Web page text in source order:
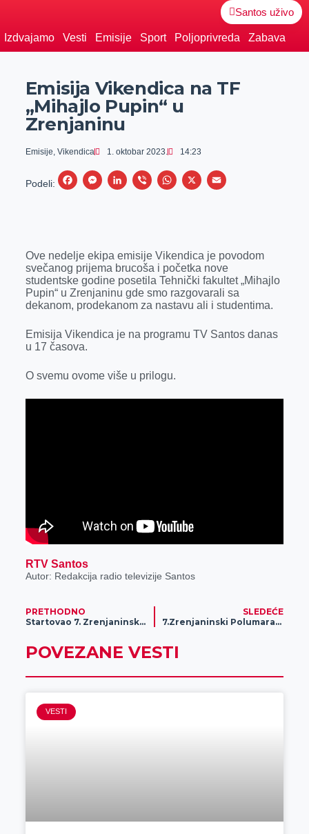
Santos uživo
Izdvajamo Vesti Emisije Sport Poljoprivreda Zabava
Emisija Vikendica na TF
„Mihajlo Pupin“ u
Zrenjaninu
Emisije, Vikendica 1. oktobar 2023. 14:23
Podeli:
F
b
o
o
k
M
e
n
g
r
L
e
d
I
V
r
W
s
A
p
X
E
l
Ove nedelje ekipa emisije Vikendica je povodom
svečanog prijema brucoša i početka nove
studentske godine posetila Tehnički fakultet „Mihajlo
Pupin“ u Zrenjaninu gde smo razgovarali sa
dekanom, prodekanom za nastavu ali i studentima.
Emisija Vikendica je na programu TV Santos danas
u 17 časova.
O svemu ovome više u prilogu.
RTV Santos
Autor: Redakcija radio televizije Santos
PRETHODNO
Startovao 7. Zrenjaninski polumaraton
SLEDEĆE
7.Zrenjaninski Polumaraton-sjajna energija i veliki broj učesnika
POVEZANE VESTI
VESTI